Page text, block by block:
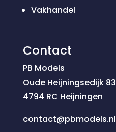
Vakhandel
Contact
PB Models
Oude Heijningsedijk 83
4794 RC Heijningen
contact@pbmodels.nl